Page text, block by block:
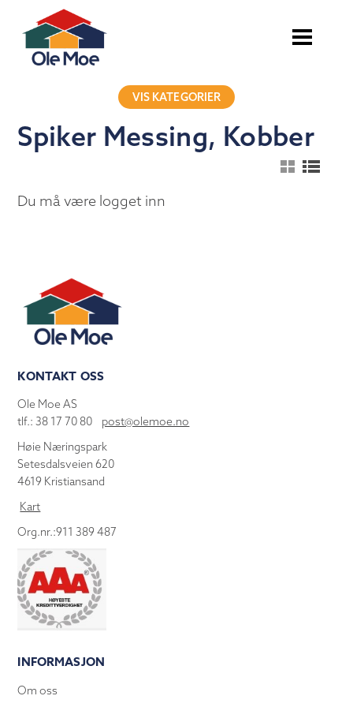
VIS KATEGORIER
Spiker Messing, Kobber
Du må være logget inn
KONTAKT OSS
Ole Moe AS
tlf.: 38 17 70 80 post@olemoe.no
Høie Næringspark
Setesdalsveien 620
4619 Kristiansand
Kart
Org.nr.:911 389 487
INFORMASJON
Om oss